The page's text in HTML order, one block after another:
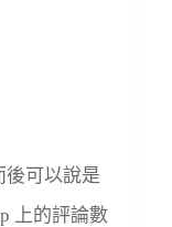
後可以說是
上的評論數